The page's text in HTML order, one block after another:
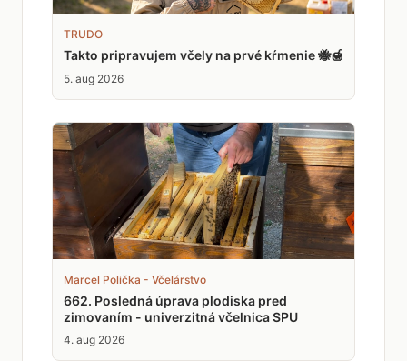
TRUDO
Takto pripravujem včely na prvé kŕmenie 🐝🍯
5. aug 2026
Marcel Polička - Včelárstvo
662. Posledná úprava plodiska pred
zimovaním - univerzitná včelnica SPU
4. aug 2026